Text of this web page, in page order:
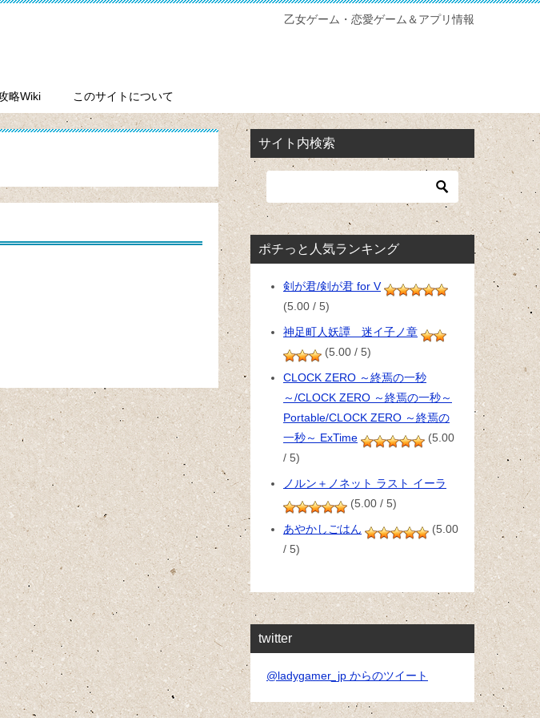
乙女ゲーム・恋愛ゲーム＆アプリ情報
略Wiki このサイトについて
サイト内検索
ポチっと人気ランキング
剣が君/剣が君 for V
(5.00 / 5)
神足町人妖譚 迷イ子ノ章
(5.00 / 5)
CLOCK ZERO ～終焉の一秒
～/CLOCK ZERO ～終焉の一秒～
Portable/CLOCK ZERO ～終焉の
一秒～ ExTime
(5.00
/ 5)
ノルン＋ノネット ラスト イーラ
(5.00 / 5)
あやかしごはん
(5.00
/ 5)
twitter
@ladygamer_jp からのツイート